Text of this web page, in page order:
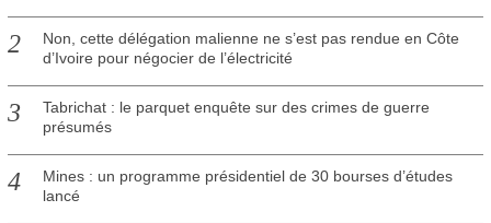
Non, cette délégation malienne ne s’est pas rendue en Côte
d’Ivoire pour négocier de l’électricité
Tabrichat : le parquet enquête sur des crimes de guerre
présumés
Mines : un programme présidentiel de 30 bourses d’études
lancé